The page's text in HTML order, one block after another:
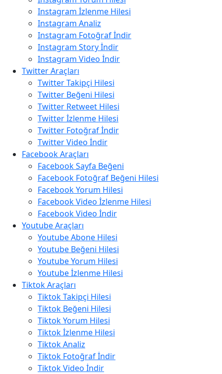
Instagram İzlenme Hilesi
Instagram Analiz
Instagram Fotoğraf İndir
Instagram Story İndir
Instagram Video İndir
Twitter Araçları
Twitter Takipçi Hilesi
Twitter Beğeni Hilesi
Twitter Retweet Hilesi
Twitter İzlenme Hilesi
Twitter Fotoğraf İndir
Twitter Video İndir
Facebook Araçları
Facebook Sayfa Beğeni
Facebook Fotoğraf Beğeni Hilesi
Facebook Yorum Hilesi
Facebook Video İzlenme Hilesi
Facebook Video İndir
Youtube Araçları
Youtube Abone Hilesi
Youtube Beğeni Hilesi
Youtube Yorum Hilesi
Youtube İzlenme Hilesi
Tiktok Araçları
Tiktok Takipçi Hilesi
Tiktok Beğeni Hilesi
Tiktok Yorum Hilesi
Tiktok İzlenme Hilesi
Tiktok Analiz
Tiktok Fotoğraf İndir
Tiktok Video İndir